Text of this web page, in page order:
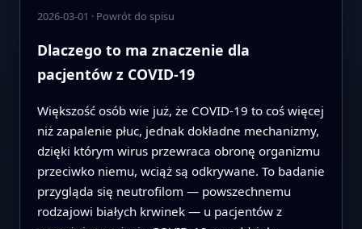
2026-03-01 · Powrót do spisu
Dlaczego to ma znaczenie dla
pacjentów z COVID-19
Większość osób wie już, że COVID-19 to coś więcej
niż zapalenie płuc, jednak dokładne mechanizmy,
dzięki którym wirus przewraca obronę organizmu
przeciwko niemu, wciąż są odkrywane. To badanie
przygląda się neutrofilom — powszechnemu
rodzajowi białych krwinek — u pacjentów z